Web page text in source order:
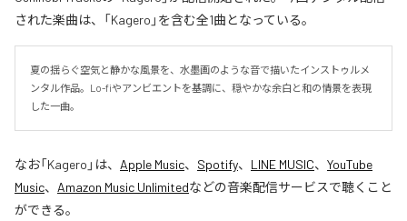
された楽曲は、「Kagero」を含む全1曲となっている。
夏の揺らぐ空気と静かな風景を、水墨画のような音で描いたインストゥルメ
ンタル作品。Lo-fiやアンビエントを基調に、穏やかな余白と和の情景を表現
した一曲。
なお「Kagero 」は、 Apple Music、 Spotify、 LINE MUSIC、 YouTube
Music、 Amazon Music Unlimitedなどの音楽配信サービスで聴くこと
ができる。